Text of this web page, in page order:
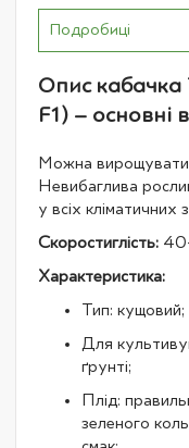
Подробиці
Опис кабачка
F1) – основні
Можна вирощувати
Невибаглива
у всіх кліматичних
Скоростиглість:
Характеристика:
Тип: кущовий;
Для
ґрунті;
Плід:
зеленого